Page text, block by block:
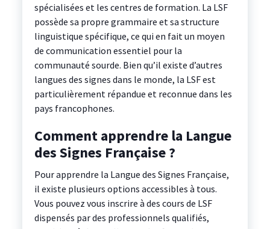
spécialisées et les centres de formation. La LSF
possède sa propre grammaire et sa structure
linguistique spécifique, ce qui en fait un moyen
de communication essentiel pour la
communauté sourde. Bien qu’il existe d’autres
langues des signes dans le monde, la LSF est
particulièrement répandue et reconnue dans les
pays francophones.
Comment apprendre la Langue
des Signes Française ?
Pour apprendre la Langue des Signes Française,
il existe plusieurs options accessibles à tous.
Vous pouvez vous inscrire à des cours de LSF
dispensés par des professionnels qualifiés,